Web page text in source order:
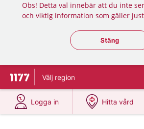
Obs! Detta val innebär att du inte
och viktig information som gäller
Stäng
Stäng
Till startsidan för 1177
Välj region
Logga in
på 1177.se
Hitta vård
på 1177.se